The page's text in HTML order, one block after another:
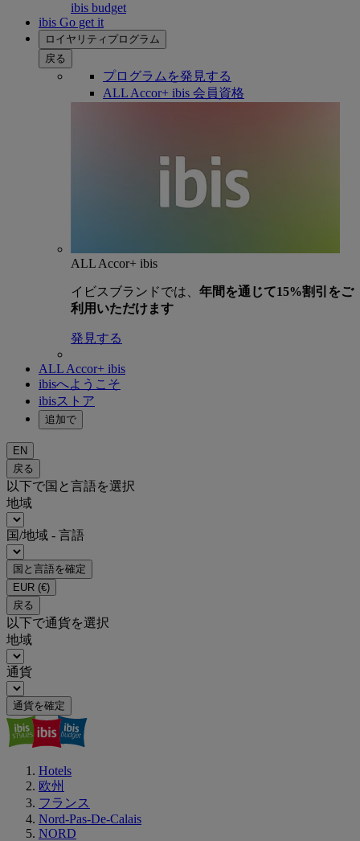
ibis budget
ibis Go get it
ロイヤリティプログラム
戻る
プログラムを発見する
ALL Accor+ ibis 会員資格
ALL Accor+ ibis
イビスブランドでは、 年間を通じて15%割引をご
利用いただけます
発見する
ALL Accor+ ibis
ibisへようこそ
ibisストア
追加で
EN
戻る
以下で国と言語を選択
地域
国/地域 - 言語
国と言語を確定
EUR (€)
戻る
以下で通貨を選択
地域
通貨
通貨を確定
Hotels
欧州
フランス
Nord-Pas-De-Calais
NORD